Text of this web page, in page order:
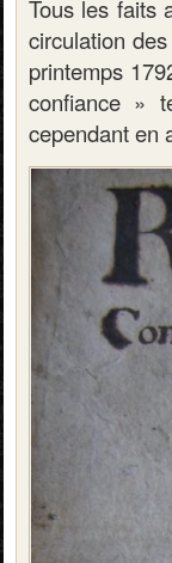
Tous les faits
circulation
printemps
confiance »
cependant en